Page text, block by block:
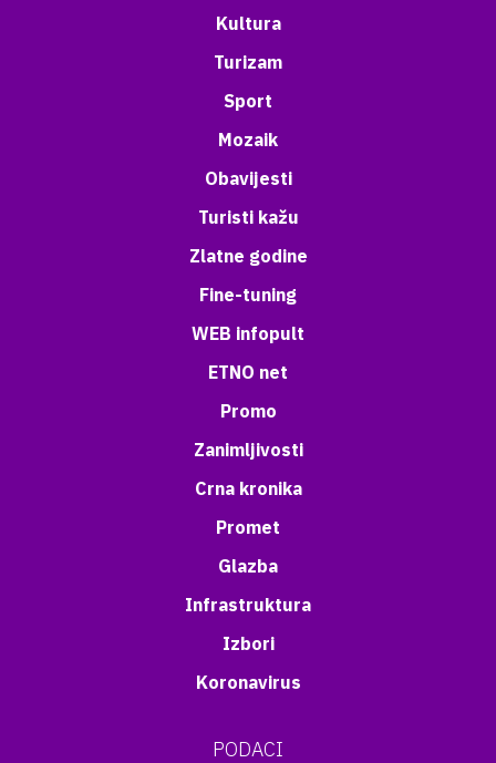
Kultura
Turizam
Sport
Mozaik
Obavijesti
Turisti kažu
Zlatne godine
Fine-tuning
WEB infopult
ETNO net
Promo
Zanimljivosti
Crna kronika
Promet
Glazba
Infrastruktura
Izbori
Koronavirus
PODACI